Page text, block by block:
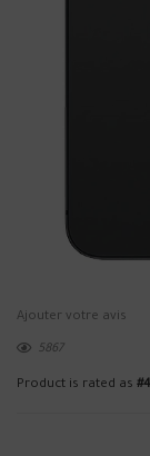
Ajouter votre avis
5867
Product is rated as